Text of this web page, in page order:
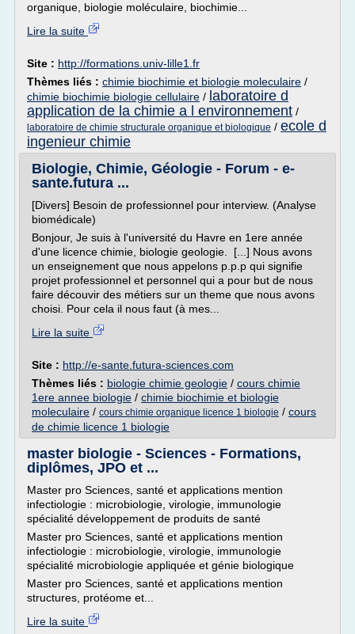
organique, biologie moléculaire, biochimie...
Lire la suite
Site : http://formations.univ-lille1.fr
Thèmes liés : chimie biochimie et biologie moleculaire /
chimie biochimie biologie cellulaire / laboratoire d
application de la chimie a l environnement /
laboratoire de chimie structurale organique et biologique / ecole d
ingenieur chimie
Biologie, Chimie, Géologie - Forum - e-
sante.futura ...
[Divers] Besoin de professionnel pour interview. (Analyse
biomédicale)
Bonjour, Je suis à l'université du Havre en 1ere année
d'une licence chimie, biologie geologie. [...] Nous avons
un enseignement que nous appelons p.p.p qui signifie
projet professionnel et personnel qui a pour but de nous
faire découvir des métiers sur un theme que nous avons
choisi. Pour cela il nous faut (à mes...
Lire la suite
Site : http://e-sante.futura-sciences.com
Thèmes liés : biologie chimie geologie / cours chimie
1ere annee biologie / chimie biochimie et biologie
moleculaire / cours chimie organique licence 1 biologie / cours
de chimie licence 1 biologie
master biologie - Sciences - Formations,
diplômes, JPO et ...
Master pro Sciences, santé et applications mention
infectiologie : microbiologie, virologie, immunologie
spécialité développement de produits de santé
Master pro Sciences, santé et applications mention
infectiologie : microbiologie, virologie, immunologie
spécialité microbiologie appliquée et génie biologique
Master pro Sciences, santé et applications mention
structures, protéome et...
Lire la suite